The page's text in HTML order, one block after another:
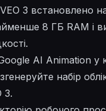
3 встановлено
8 ГБ RAM і
AI Animation у
набір
3.